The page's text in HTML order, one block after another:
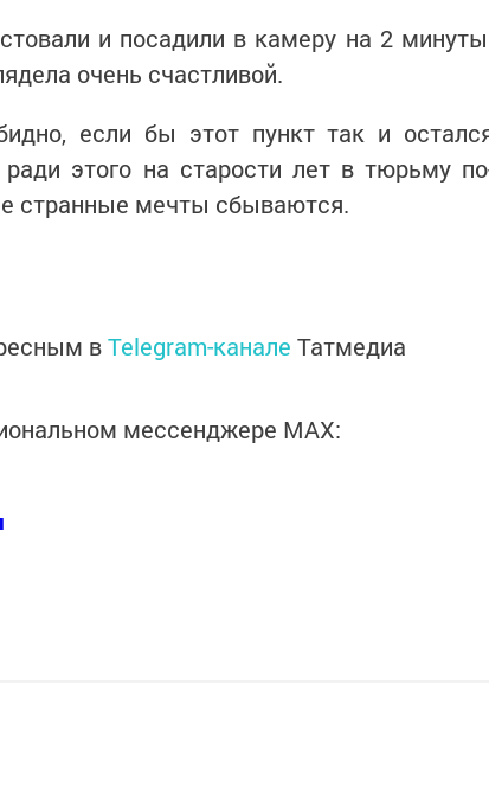
и посадили в камеру на 2
очень счастливой.
если бы этот пункт так и
этого на старости лет в тюрьму
странные мечты сбываются.
вTelegram-канале Татмедиа
мессенджере MАХ: